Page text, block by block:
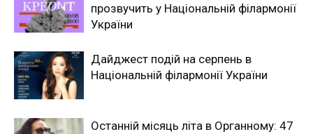
прозвучить у Національній філармонії
України
Дайджест подій на серпень в
Національній філармонії України
Останній місяць літа в Органному: 47